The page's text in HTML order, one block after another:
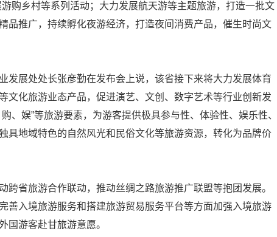
购乡村等系列活动；大力发展航天游等主题旅游，打造一批文
品推广，持续孵化夜游经济，打造夜间消费产品，催生时尚文
发展处处长张彦勤在发布会上说，该省接下来将大力发展体育
文化旅游业态产品，促进演艺、文创、数字艺术等行业创新发
、娱”等旅游要素，为游客提供极具参与性、体验性、娱乐性、
具地域特色的自然风光和民俗文化等旅游资源，转化为品牌价
跨省旅游合作联动，推动丝绸之路旅游推广联盟等抱团发展。
善入境旅游服务和搭建旅游贸易服务平台等方面加强入境旅游
国游客赴甘旅游意愿。